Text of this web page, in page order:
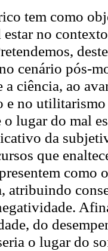
tem como
no
cenário pós-
a ciência, ao
e no
o lugar do mal
da
que
como
atribuindo
do
o lugar do